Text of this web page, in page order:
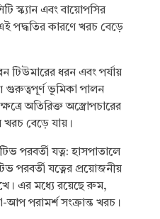
স্ক্যান এবং বায়োপসির
পদ্ধতির কারণে খরচ বেড়ে
টিউমারের ধরন এবং পর্যায়
গুরুত্বপূর্ণ ভূমিকা পালন
অতিরিক্ত অস্ত্রোপচারের
বেড়ে যায়।
পরবর্তী যত্ন: হাসপাতালে
পরবর্তী যত্নের প্রয়োজনীয়
এর মধ্যে রয়েছে রুম,
আপ পরামর্শ সংক্রান্ত খরচ।